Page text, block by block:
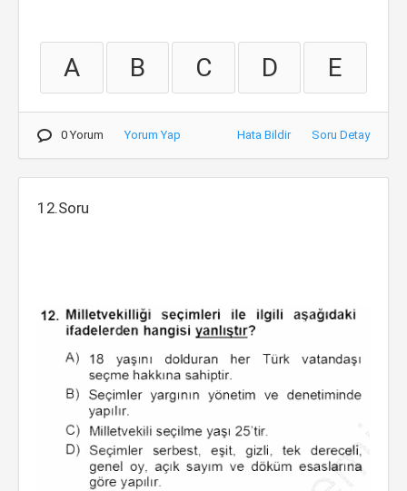
A B C D E
0 Yorum Yorum Yap Hata Bildir Soru Detay
12.Soru